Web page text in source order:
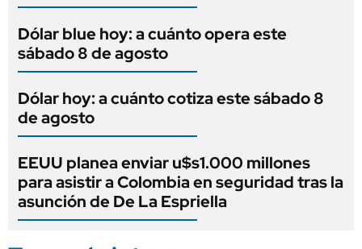
Dólar blue hoy: a cuánto opera este
sábado 8 de agosto
Dólar hoy: a cuánto cotiza este sábado 8
de agosto
EEUU planea enviar u$s1.000 millones
para asistir a Colombia en seguridad tras la
asunción de De La Espriella